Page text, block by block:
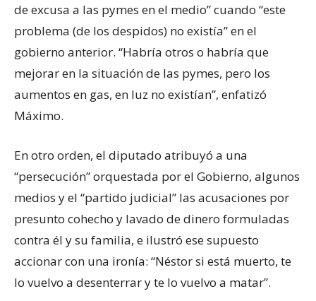
de excusa a las pymes en el medio” cuando “este
problema (de los despidos) no existía” en el
gobierno anterior. “Habría otros o habría que
mejorar en la situación de las pymes, pero los
aumentos en gas, en luz no existían”, enfatizó
Máximo.
En otro orden, el diputado atribuyó a una
“persecución” orquestada por el Gobierno, algunos
medios y el “partido judicial” las acusaciones por
presunto cohecho y lavado de dinero formuladas
contra él y su familia, e ilustró ese supuesto
accionar con una ironía: “Néstor si está muerto, te
lo vuelvo a desenterrar y te lo vuelvo a matar”.